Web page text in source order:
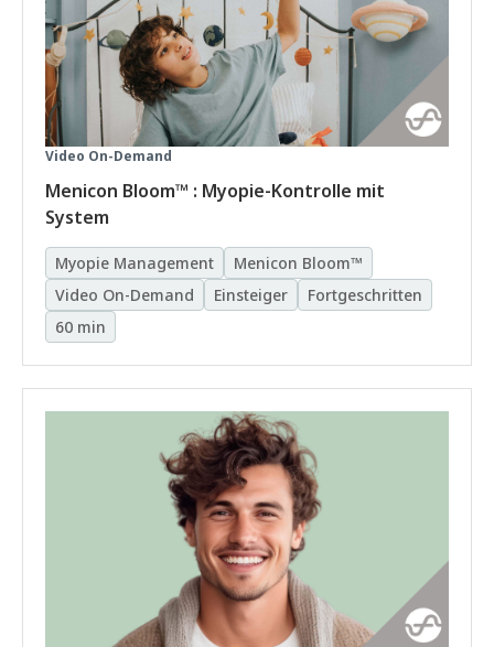
Video On-Demand
Menicon Bloom™ : Myopie-Kontrolle mit
System
Myopie Management
Menicon Bloom™
Video On-Demand
Einsteiger
Fortgeschritten
60 min